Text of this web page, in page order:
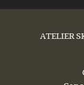
ATELIER